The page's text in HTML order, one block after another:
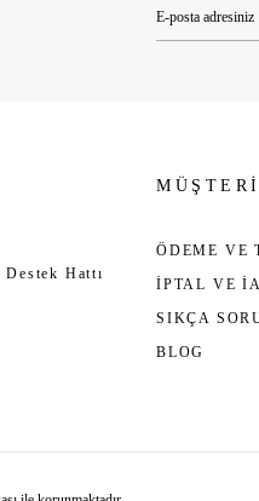
Hattı
ÖDEME VE
İPTAL VE
SIKÇA
BLOG